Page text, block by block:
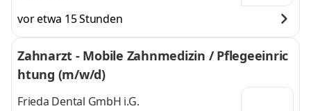
vor etwa 15 Stunden
Zahnarzt - Mobile Zahnmedizin / Pflegeeinric
htung (m/w/d)
Frieda Dental GmbH i.G.